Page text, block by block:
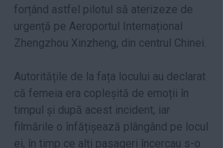
forțând astfel pilotul să aterizeze de
urgență pe Aeroportul Internațional
Zhengzhou Xinzheng, din centrul Chinei.
Autoritățile de la fața locului au declarat
că femeia era copleșită de emoții în
timpul și după acest incident, iar
filmările o înfățișează plângând pe locul
ei, în timp ce alți pasageri încercau s-o